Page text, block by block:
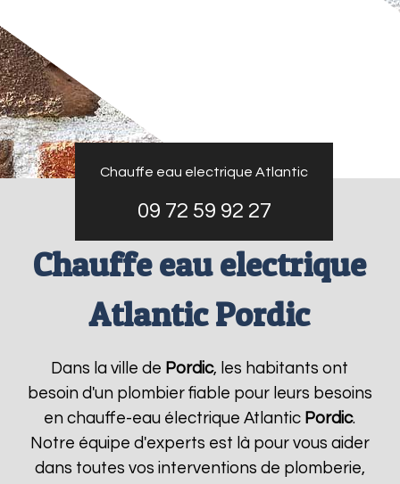
Chauffe eau electrique Atlantic
09 72 59 92 27
Chauffe eau electrique
Atlantic Pordic
Dans la ville de Pordic, les habitants ont
besoin d'un plombier fiable pour leurs besoins
en chauffe-eau électrique Atlantic Pordic.
Notre équipe d'experts est là pour vous aider
dans toutes vos interventions de plomberie,